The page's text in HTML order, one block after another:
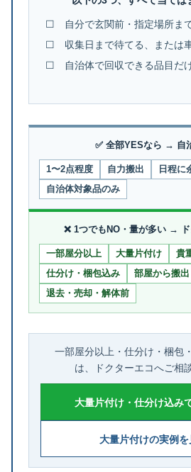
☐ 自分で玄関前・指定場所ま
☐ 収集日まで待てる、または
☐ 自治体で回収できる品目だ
✅ 全部YESなら → 自
1〜2点程度 自力搬出
日程に
自治体対象品のみ
❌ 1つでもNO・量が多い →
一部屋分以上 大量片付け
貴
仕分け・梱包込み
部屋から搬出
退去・売却・解体前
一部屋分以上・仕分け・梱包
は、ドクターエコへご相
大量片付け・仕分け込み
大量片付けの実例を